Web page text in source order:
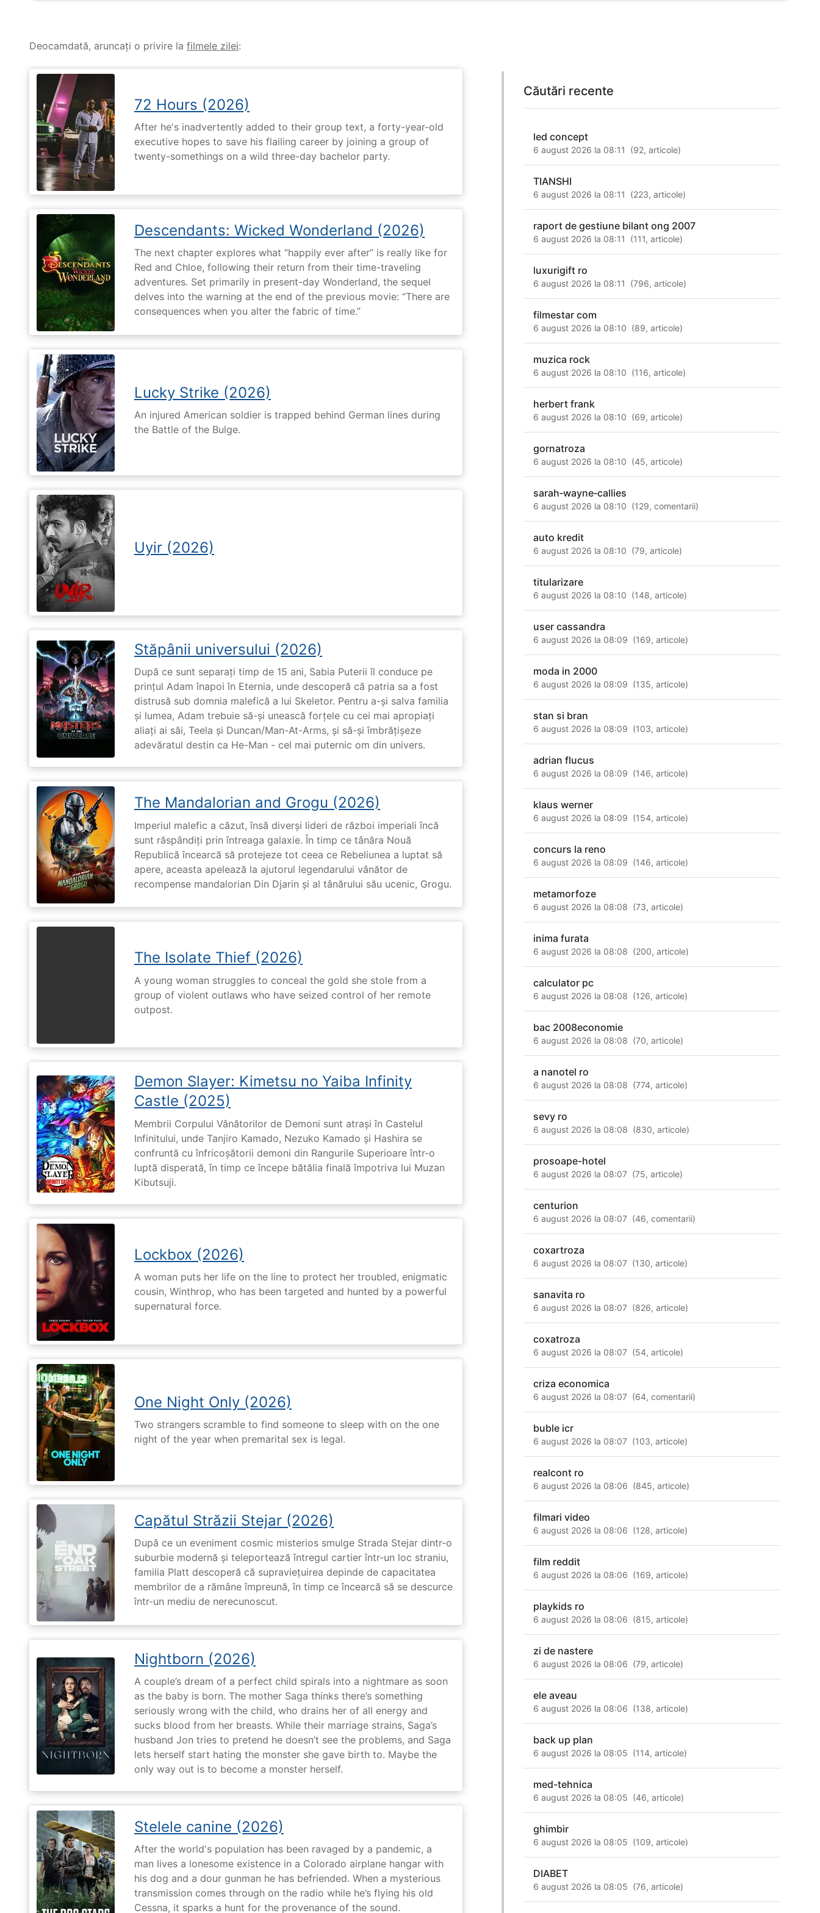
Deocamdată, aruncați o privire la filmele zilei:
72 Hours (2026)
After he's inadvertently added to their group text, a forty-year-old
executive hopes to save his flailing career by joining a group of
twenty-somethings on a wild three-day bachelor party.
Descendants: Wicked Wonderland (2026)
The next chapter explores what “happily ever after” is really like for
Red and Chloe, following their return from their time-traveling
adventures. Set primarily in present-day Wonderland, the sequel
delves into the warning at the end of the previous movie: “There are
consequences when you alter the fabric of time.”
Lucky Strike (2026)
An injured American soldier is trapped behind German lines during
the Battle of the Bulge.
Uyir (2026)
Stăpânii universului (2026)
După ce sunt separați timp de 15 ani, Sabia Puterii îl conduce pe
prințul Adam înapoi în Eternia, unde descoperă că patria sa a fost
distrusă sub domnia malefică a lui Skeletor. Pentru a-și salva familia
și lumea, Adam trebuie să-și unească forțele cu cei mai apropiați
aliați ai săi, Teela și Duncan/Man-At-Arms, și să-și îmbrățișeze
adevăratul destin ca He-Man - cel mai puternic om din univers.
The Mandalorian and Grogu (2026)
Imperiul malefic a căzut, însă diverși lideri de război imperiali încă
sunt răspândiți prin întreaga galaxie. În timp ce tânăra Nouă
Republică încearcă să protejeze tot ceea ce Rebeliunea a luptat să
apere, aceasta apelează la ajutorul legendarului vânător de
recompense mandalorian Din Djarin și al tânărului său ucenic, Grogu.
The Isolate Thief (2026)
A young woman struggles to conceal the gold she stole from a
group of violent outlaws who have seized control of her remote
outpost.
Demon Slayer: Kimetsu no Yaiba Infinity
Castle (2025)
Membrii Corpului Vânătorilor de Demoni sunt atrași în Castelul
Infinitului, unde Tanjiro Kamado, Nezuko Kamado și Hashira se
confruntă cu înfricoșătorii demoni din Rangurile Superioare într-o
luptă disperată, în timp ce începe bătălia finală împotriva lui Muzan
Kibutsuji.
Lockbox (2026)
A woman puts her life on the line to protect her troubled, enigmatic
cousin, Winthrop, who has been targeted and hunted by a powerful
supernatural force.
One Night Only (2026)
Two strangers scramble to find someone to sleep with on the one
night of the year when premarital sex is legal.
Capătul Străzii Stejar (2026)
După ce un eveniment cosmic misterios smulge Strada Stejar dintr-o
suburbie modernă și teleportează întregul cartier într-un loc straniu,
familia Platt descoperă că supraviețuirea depinde de capacitatea
membrilor de a rămâne împreună, în timp ce încearcă să se descurce
într-un mediu de nerecunoscut.
Nightborn (2026)
A couple’s dream of a perfect child spirals into a nightmare as soon
as the baby is born. The mother Saga thinks there’s something
seriously wrong with the child, who drains her of all energy and
sucks blood from her breasts. While their marriage strains, Saga’s
husband Jon tries to pretend he doesn’t see the problems, and Saga
lets herself start hating the monster she gave birth to. Maybe the
only way out is to become a monster herself.
Stelele canine (2026)
After the world's population has been ravaged by a pandemic, a
man lives a lonesome existence in a Colorado airplane hangar with
his dog and a dour gunman he has befriended. When a mysterious
transmission comes through on the radio while he’s flying his old
Cessna, it sparks a hunt for the provenance of the sound.
Căutări recente
led concept
6 august 2026 la 08:11 (92,articole)
TIANSHI
6 august 2026 la 08:11 (223,articole)
raport de gestiune bilant ong 2007
6 august 2026 la 08:11 (111,articole)
luxurigift ro
6 august 2026 la 08:11 (796,articole)
filmestar com
6 august 2026 la 08:10 (89,articole)
muzica rock
6 august 2026 la 08:10 (116,articole)
herbert frank
6 august 2026 la 08:10 (69,articole)
gornatroza
6 august 2026 la 08:10 (45,articole)
sarah‑wayne‑callies
6 august 2026 la 08:10 (129,comentarii)
auto kredit
6 august 2026 la 08:10 (79,articole)
titularizare
6 august 2026 la 08:10 (148,articole)
user cassandra
6 august 2026 la 08:09 (169,articole)
moda in 2000
6 august 2026 la 08:09 (135,articole)
stan si bran
6 august 2026 la 08:09 (103,articole)
adrian flucus
6 august 2026 la 08:09 (146,articole)
klaus werner
6 august 2026 la 08:09 (154,articole)
concurs la reno
6 august 2026 la 08:09 (146,articole)
metamorfoze
6 august 2026 la 08:08 (73,articole)
inima furata
6 august 2026 la 08:08 (200,articole)
calculator pc
6 august 2026 la 08:08 (126,articole)
bac 2008economie
6 august 2026 la 08:08 (70,articole)
a nanotel ro
6 august 2026 la 08:08 (774,articole)
sevy ro
6 august 2026 la 08:08 (830,articole)
prosoape-hotel
6 august 2026 la 08:07 (75,articole)
centurion
6 august 2026 la 08:07 (46,comentarii)
coxartroza
6 august 2026 la 08:07 (130,articole)
sanavita ro
6 august 2026 la 08:07 (826,articole)
coxatroza
6 august 2026 la 08:07 (54,articole)
criza economica
6 august 2026 la 08:07 (64,comentarii)
buble icr
6 august 2026 la 08:07 (103,articole)
realcont ro
6 august 2026 la 08:06 (845,articole)
filmari video
6 august 2026 la 08:06 (128,articole)
film reddit
6 august 2026 la 08:06 (169,articole)
playkids ro
6 august 2026 la 08:06 (815,articole)
zi de nastere
6 august 2026 la 08:06 (79,articole)
ele aveau
6 august 2026 la 08:06 (138,articole)
back up plan
6 august 2026 la 08:05 (114,articole)
med-tehnica
6 august 2026 la 08:05 (46,articole)
ghimbir
6 august 2026 la 08:05 (109,articole)
DIABET
6 august 2026 la 08:05 (76,articole)